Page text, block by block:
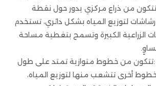
: تتكون من ذراع مركزي يدور حول نقطة
لتوزيع المياه بشكل دائري، تستخدم
الزراعية الكبيرة وتسمح بتغطية مساحة
:تتكون من خطوط متوازية تمتد على طول
أخرى تتشعب منها لتوزيع المياه،